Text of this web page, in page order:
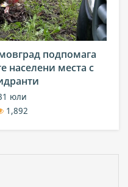
подпомага
населени места с
юли
1,892